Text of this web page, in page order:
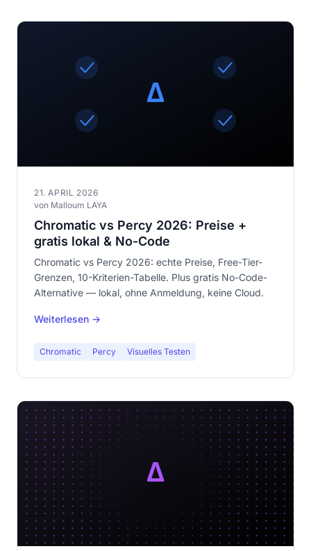
21. APRIL 2026
von Malloum LAYA
Chromatic vs Percy 2026: Preise +
gratis lokal & No-Code
Chromatic vs Percy 2026: echte Preise, Free-Tier-
Grenzen, 10-Kriterien-Tabelle. Plus gratis No-Code-
Alternative — lokal, ohne Anmeldung, keine Cloud.
Weiterlesen →
Chromatic Percy Visuelles Testen